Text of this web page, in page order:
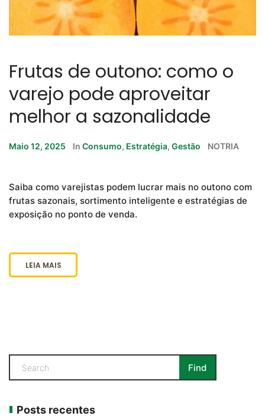
Frutas de outono: como o
varejo pode aproveitar
melhor a sazonalidade
Maio 12, 2025 In Consumo, Estratégia, Gestão NOTRIA
Saiba como varejistas podem lucrar mais no outono com
frutas sazonais, sortimento inteligente e estratégias de
exposição no ponto de venda.
LEIA MAIS
Posts recentes